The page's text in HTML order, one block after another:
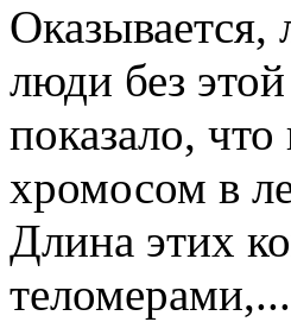
Оказывается,
люди без
показало,
хромосом в
Длина этих
теломерами,...